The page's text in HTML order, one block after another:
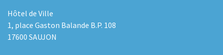
Hôtel de Ville
1, place Gaston Balande B.P. 108
17600 SAUJON